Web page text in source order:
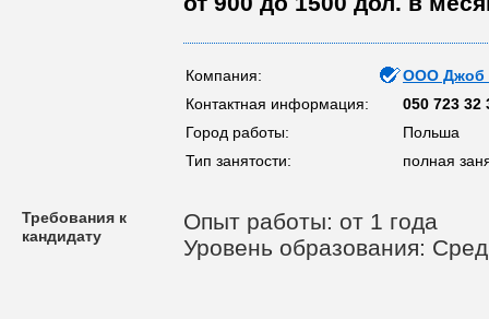
Компания:
ООО Джоб
Контактная информация:
050 723 32
Город работы:
Польша
Тип занятости:
полная
Требования к
кандидату
Опыт работы: от 1 года
Уровень образования: